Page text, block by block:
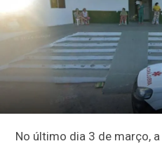
No último dia 3 de março,